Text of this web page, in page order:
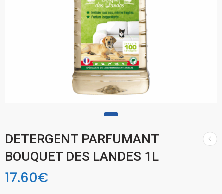
DETERGENT PARFUMANT
BOUQUET DES LANDES 1L
17.60€